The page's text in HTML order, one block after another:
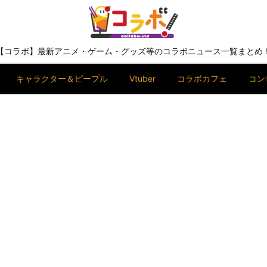
【コラボ】最新アニメ・ゲーム・グッズ等のコラボニュース一覧まとめ！
キャラクター＆ピープル Vtuber コラボカフェ コ